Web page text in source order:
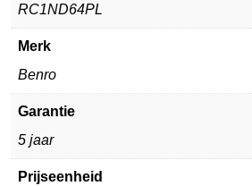
RC1ND64PL
Merk
Benro
Garantie
5 jaar
Prijseenheid